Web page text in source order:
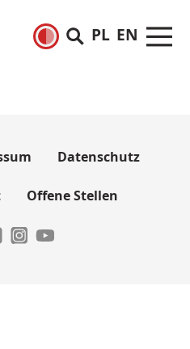
PL EN
Datenschutz
Offene Stellen